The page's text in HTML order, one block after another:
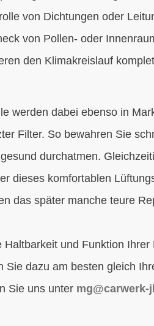
von Dichtungen oder
von Pollen- oder
den Klimakreislauf
werden dabei ebenso in
Filter. So bewahren Sie
durchatmen.
dieses komfortablen
das später manche teure
Haltbarkeit und Funktion
Sie dazu am besten gleich
Sie uns unter mg@carwerk-